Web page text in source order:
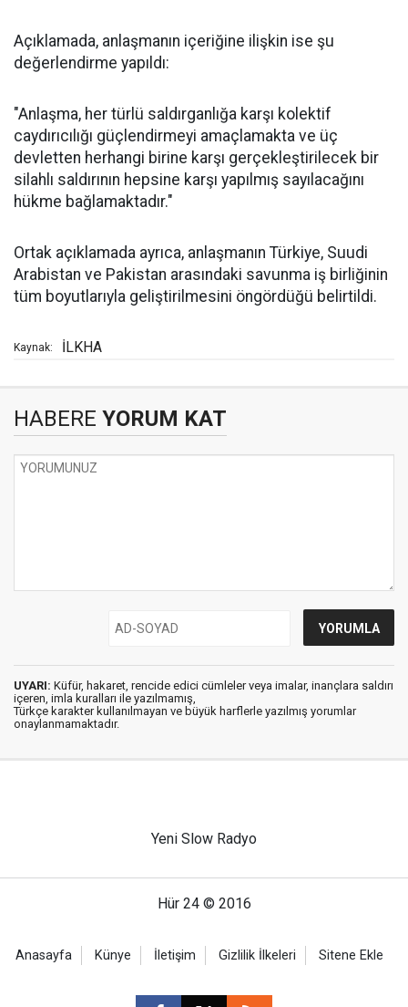
Açıklamada, anlaşmanın içeriğine ilişkin ise şu
değerlendirme yapıldı:
"Anlaşma, her türlü saldırganlığa karşı kolektif
caydırıcılığı güçlendirmeyi amaçlamakta ve üç
devletten herhangi birine karşı gerçekleştirilecek bir
silahlı saldırının hepsine karşı yapılmış sayılacağını
hükme bağlamaktadır."
Ortak açıklamada ayrıca, anlaşmanın Türkiye, Suudi
Arabistan ve Pakistan arasındaki savunma iş birliğinin
tüm boyutlarıyla geliştirilmesini öngördüğü belirtildi.
Kaynak: İLKHA
HABERE YORUM KAT
UYARI: Küfür, hakaret, rencide edici cümleler veya imalar, inançlara saldırı
içeren, imla kuralları ile yazılmamış,
Türkçe karakter kullanılmayan ve büyük harflerle yazılmış yorumlar
onaylanmamaktadır.
Yeni Slow Radyo
Hür 24 © 2016
Anasayfa Künye İletişim Gizlilik İlkeleri Sitene Ekle